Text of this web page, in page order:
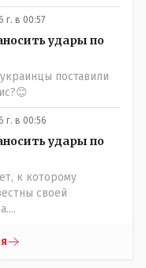
последствия от
от дол.....бов не
в
Kostanai: Поэтому
своих не
людям благодарен.
на сокращение
соответствующих
Мы и
г. в 00:57
удары по
поставили
г. в 00:56
удары по
к которому
своей